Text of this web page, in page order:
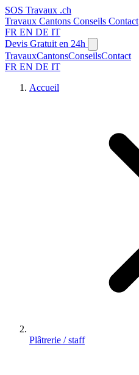
SOS Travaux .ch
Travaux Cantons Conseils Contact
FR EN DE IT
Devis Gratuit en 24h
TravauxCantonsConseilsContact
FR EN DE IT
Accueil
Plâtrerie / staff